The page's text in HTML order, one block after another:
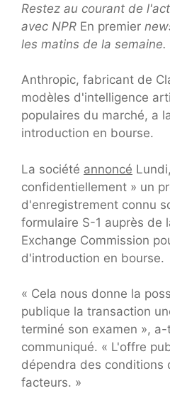
Restez au courant de
avec NPR En premier
les matins de la semaine.
Anthropic, fabricant de
modèles d'intelligence
populaires du marché, a
introduction en bourse.
La société annoncé
confidentiellement » un
d'enregistrement connu
formulaire S-1 auprès de
Exchange Commission
d'introduction en bourse.
« Cela nous donne la
publique la transaction
terminé son examen »,
communiqué. « L'offre
dépendra des conditions
facteurs. »